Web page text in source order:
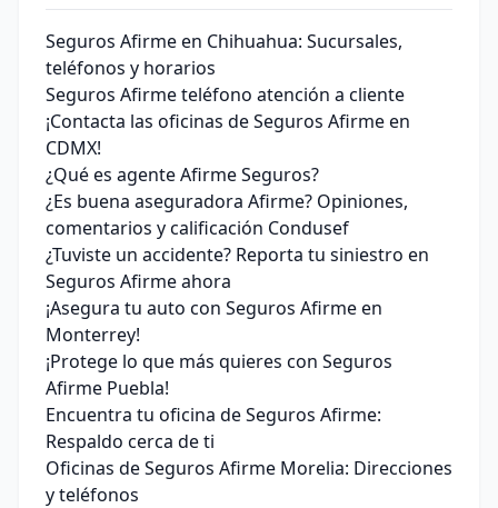
Seguros Afirme en Chihuahua: Sucursales,
teléfonos y horarios
Seguros Afirme teléfono atención a cliente
¡Contacta las oficinas de Seguros Afirme en
CDMX!
¿Qué es agente Afirme Seguros?
¿Es buena aseguradora Afirme? Opiniones,
comentarios y calificación Condusef
¿Tuviste un accidente? Reporta tu siniestro en
Seguros Afirme ahora
¡Asegura tu auto con Seguros Afirme en
Monterrey!
¡Protege lo que más quieres con Seguros
Afirme Puebla!
Encuentra tu oficina de Seguros Afirme:
Respaldo cerca de ti
Oficinas de Seguros Afirme Morelia: Direcciones
y teléfonos